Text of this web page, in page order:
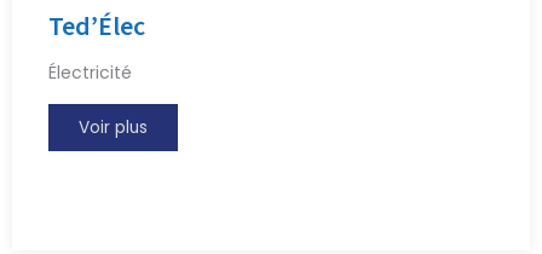
Ted’Élec
Électricité
Voir plus